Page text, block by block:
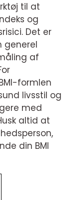
til at
og
Det er
generel
af
formlen
livsstil og
med
altid at
din BMI